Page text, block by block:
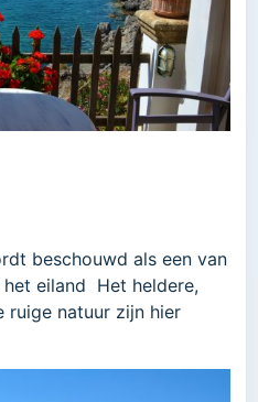
beschouwd als een van
eiland Het heldere,
ruige natuur zijn hier